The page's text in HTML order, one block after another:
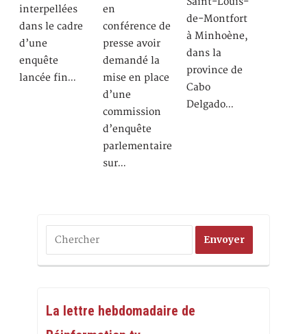
interpellées
dans le cadre
d’une
enquête
lancée fin…
en
conférence de
presse avoir
demandé la
mise en place
d’une
commission
d’enquête
parlementaire
sur…
de-Montfort
à Minhoène,
dans la
province de
Cabo
Delgado…
La lettre hebdomadaire de